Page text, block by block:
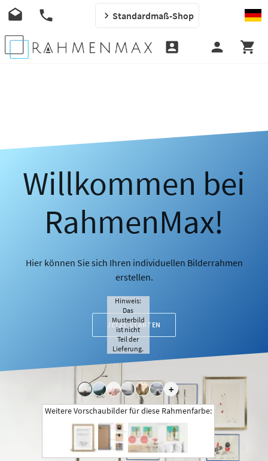
Standardmaß-Shop
Willkommen bei
RahmenMax!
Hier können Sie sich Ihren individuellen Bilderrahmen
erstellen.
JETZT STARTEN
+
Hinweis:
Das
Musterbild
ist nicht
Teil der
Lieferung.
Weitere Vorschaubilder für diese Rahmenfarbe: